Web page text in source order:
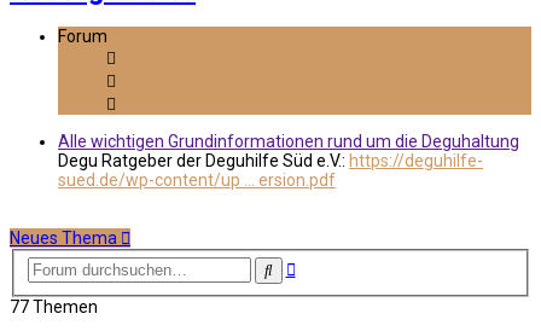
Forum
Alle wichtigen Grundinformationen rund um die Deguhaltung
Degu Ratgeber der Deguhilfe Süd e.V.: https://deguhilfe-
sued.de/wp-content/up ... ersion.pdf
Neues Thema
SucheErweiterte
77 Themen